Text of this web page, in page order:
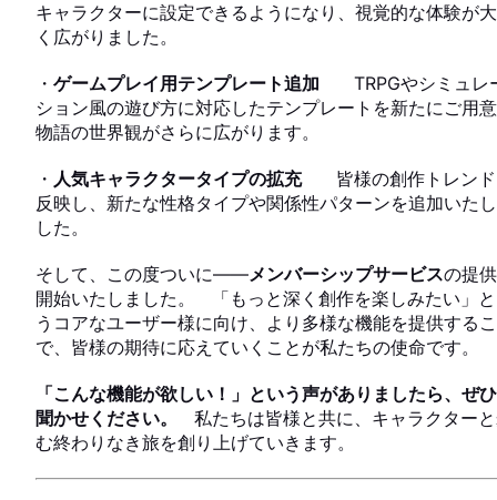
USER VOICE
キャラクターに設定できるようになり、視覚的な体験が
く広がりました。
・ ゲームプレイ用テンプレート追加 TRPGやシミュレ
ション風の遊び方に対応したテンプレートを新たにご用
物語の世界観がさらに広がります。
・ 人気キャラクタータイプの拡充皆様の創作トレンド
反映し、新たな性格タイプや関係性パターンを追加いた
した。
そして、この度ついに——メンバーシップサービスの提
開始いたしました。 「もっと深く創作を楽しみたい」
うコアなユーザー様に向け、より多様な機能を提供する
で、皆様の期待に応えていくことが私たちの使命です。
「こんな機能が欲しい！」という声がありましたら、ぜ
聞かせください。
私たちは皆様と共に、キャラクター
む終わりなき旅を創り上げていきます。